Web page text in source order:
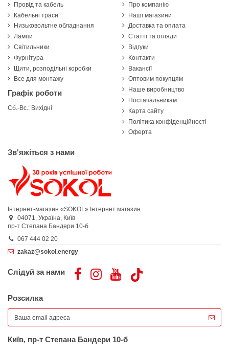
Провід та кабель
Кабельні траси
Низьковольтне обладнання
Лампи
Світильники
Фурнітура
Щити, розподільні коробки
Все для монтажу
Графік роботи
Сб.-Вс.: Вихідні
Про компанію
Наші магазини
Доставка та оплата
Статті та огляди
Відгуки
Контакти
Вакансії
Оптовим покупцям
Наше виробництво
Постачальникам
Карта сайту
Політика конфіденційності
Оферта
Зв'яжіться з нами
Інтернет-магазин «SOKOL» Інтернет магазин
04071, Україна, Київ
пр-т Степана Бандери 10-б
067 444 02 20
zakaz@sokol.energy
Слідуй за нами
Розсилка
Київ, пр-т Степана Бандери 10-б